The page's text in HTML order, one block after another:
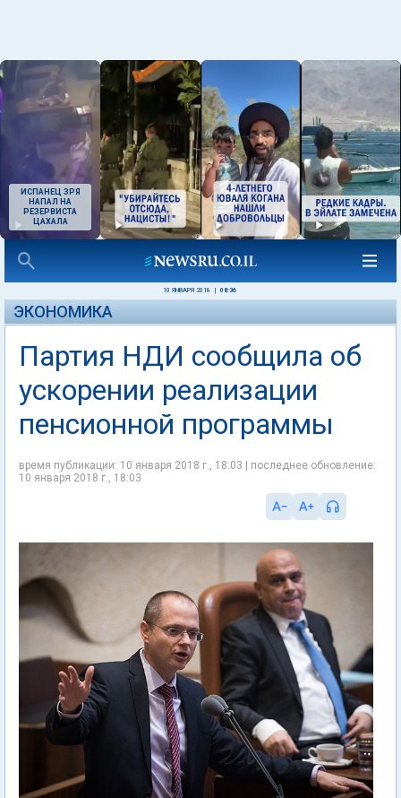
ИСПАНЕЦ ЗРЯ
НАПАЛ НА
РЕЗЕРВИСТА
ЦАХАЛА
10 ЯНВАРЯ 2018 08:36
ЭКОНОМИКА
Партия НДИ сообщила об
ускорении реализации
пенсионной программы
время публикации: 10 января 2018 г., 18:03 | последнее обновление:
10 января 2018 г., 18:03